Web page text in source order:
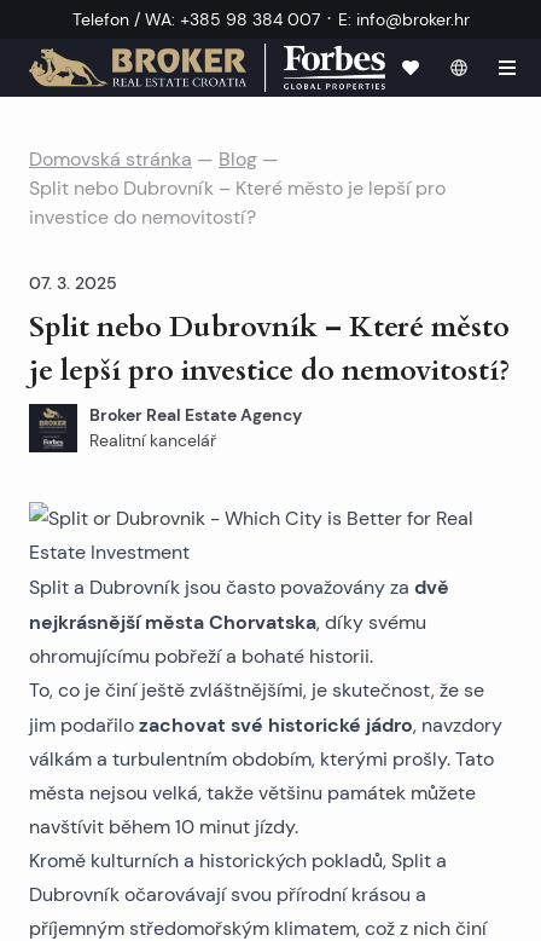
Telefon / WA: +385 98 384 007 · E: info@broker.hr
Domovská stránka — Blog —
Split nebo Dubrovník – Které město je lepší pro
investice do nemovitostí?
07. 3. 2025
Split nebo Dubrovník – Které město
je lepší pro investice do nemovitostí?
Broker Real Estate Agency
Realitní kancelář
Split a Dubrovník jsou často považovány za dvě
nejkrásnější města Chorvatska, díky svému
ohromujícímu pobřeží a bohaté historii.
To, co je činí ještě zvláštnějšími, je skutečnost, že se
jim podařilo zachovat své historické jádro, navzdory
válkám a turbulentním obdobím, kterými prošly. Tato
města nejsou velká, takže většinu památek můžete
navštívit během 10 minut jízdy.
Kromě kulturních a historických pokladů, Split a
Dubrovník očarovávají svou přírodní krásou a
příjemným středomořským klimatem, což z nich činí